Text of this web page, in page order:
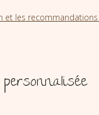
et les